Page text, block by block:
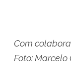
Com
Foto: